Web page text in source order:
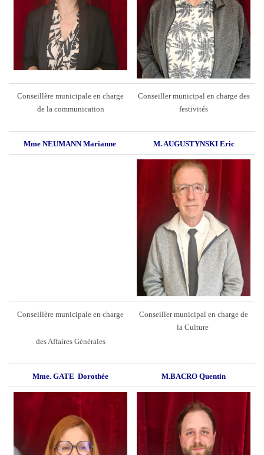
Conseillère municipale en charge
de la communication
Conseiller municipal en charge des
festivités
Mme NEUMANN Marianne M. AUGUSTYNSKI Eric
Conseillère municipale en charge
des Affaires Générales
Conseiller municipal en charge de
la Culture
Mme. GATE Dorothée M.BACRO Quentin